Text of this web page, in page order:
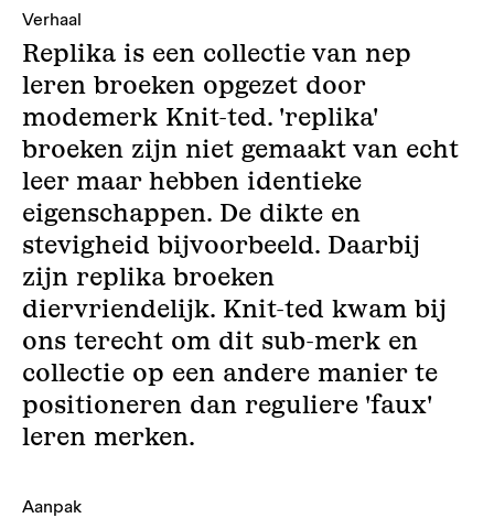
Verhaal
Replika is een collectie van nep
leren broeken opgezet door
modemerk Knit-ted. 'replika'
broeken zijn niet gemaakt van echt
leer maar hebben identieke
eigenschappen. De dikte en
stevigheid bijvoorbeeld. Daarbij
zijn replika broeken
diervriendelijk. Knit-ted kwam bij
ons terecht om dit sub-merk en
collectie op een andere manier te
positioneren dan reguliere 'faux'
leren merken.
Aanpak